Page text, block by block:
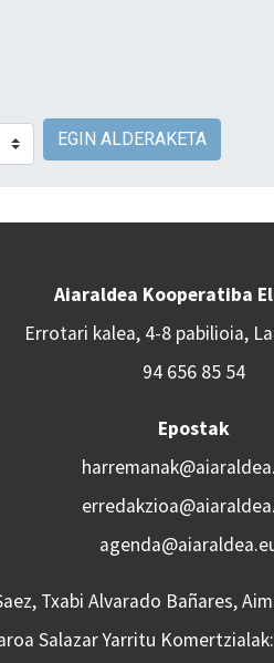
EGIN ALDERAKETA
Aiaraldea Kooperatiba
Errotari kalea, 4-8 pabilioia,
94 656 85 54
Epostak
Txabi Alvarado Bañares,
Salazar Yarritu